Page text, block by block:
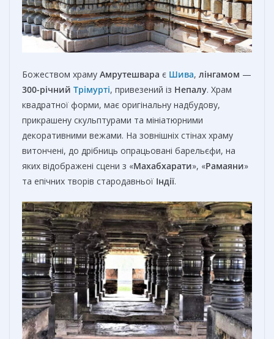
Божеством храму Амрутешвара є Шива, лінгамом —
300-річний Трімурті, привезений із Непалу. Храм
квадратної форми, має оригінальну надбудову,
прикрашену скульптурами та мініатюрними
декоративними вежами. На зовнішніх стінах храму
витончені, до дрібниць опрацьовані барельєфи, на
яких відображені сцени з «Махабхарати», «Рамаяни»
та епічних творів стародавньої Індії.